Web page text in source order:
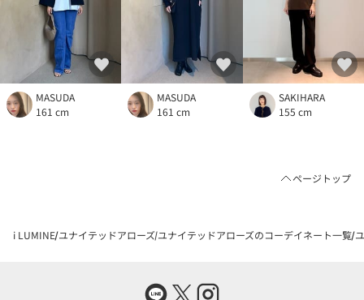
MASUDA
161 cm
MASUDA
161 cm
SAKIHARA
155 cm
ページトップ
i LUMINE ユナイテッドアローズ ユナイテッドアローズのコーデイネート一覧